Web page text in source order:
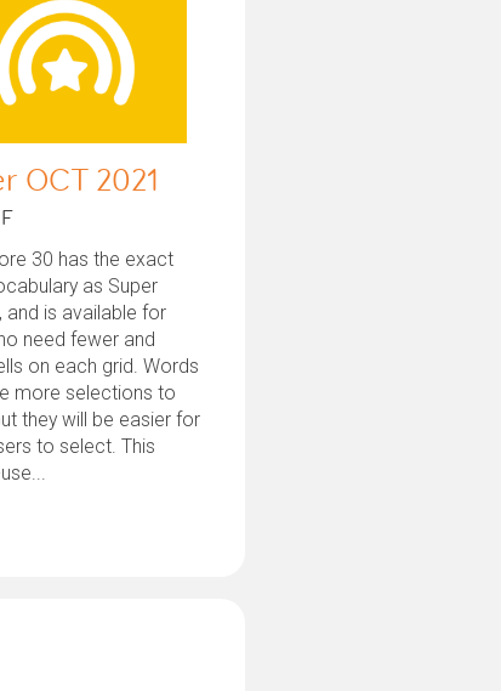
OCT 2021
30 has the exact
as Super
and is available for
need fewer and
on each grid. Words
more selections to
they will be easier for
to select. This